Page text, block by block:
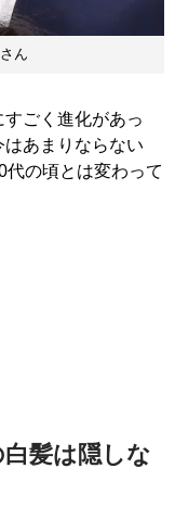
ん
ごく進化があっ
あまりならない
代の頃とは変わって
髪は隠しな